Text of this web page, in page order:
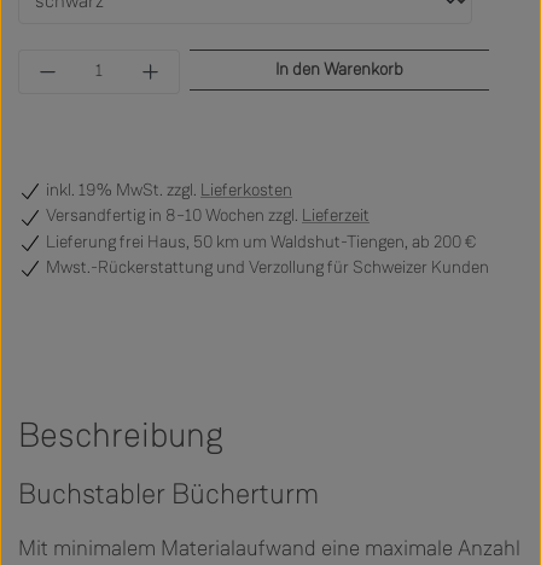
Produkt Anzahl: Gib den gewünschten Wert
In den Warenkorb
inkl. 19% MwSt. zzgl. Lieferkosten
Versandfertig in 8–10 Wochen zzgl. Lieferzeit
Lieferung frei Haus, 50 km um Waldshut-Tiengen, ab 200 €
Mwst.-Rückerstattung und Verzollung für Schweizer Kunden
Beschreibung
Buchstabler Bücherturm
Mit minimalem Materialaufwand eine maximale Anzahl